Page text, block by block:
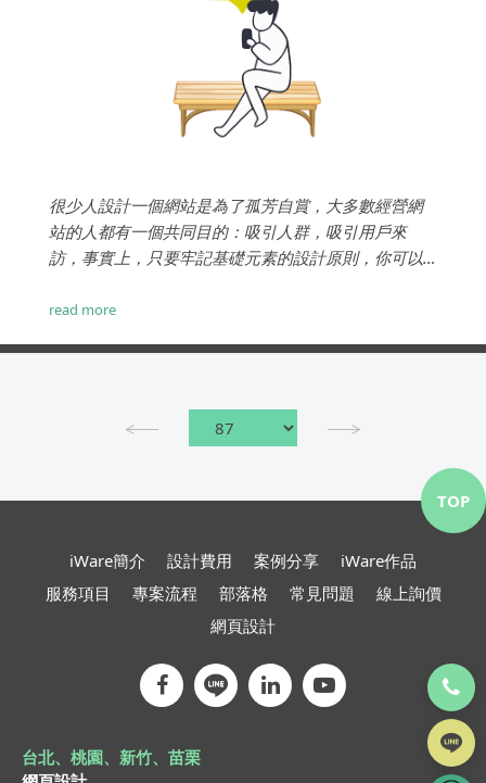
很少人設計一個網站是為了孤芳自賞，大多數經營網
站的人都有一個共同目的：吸引人群，吸引用戶來
訪，事實上，只要牢記基礎元素的設計原則，你可以
read more
iWare簡介 設計費用 案例分享
iWare作品
服務項目
專案流程 部落格 常見問題
線上詢價
網頁設計
台北、桃園、新竹、苗栗
TOP